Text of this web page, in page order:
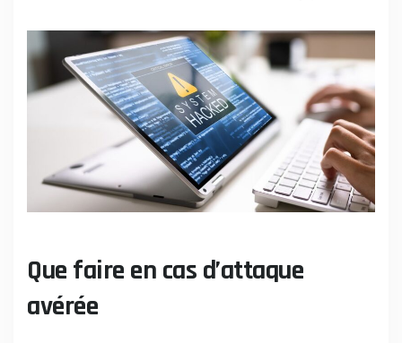
Que faire en cas d’attaque
avérée